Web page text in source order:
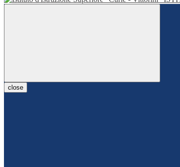
close